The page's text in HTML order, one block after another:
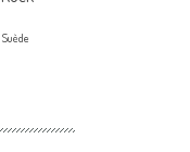
Suède